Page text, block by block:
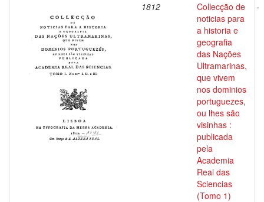
1812
Collecção de
noticias para
a historia e
geografia
das Nações
Ultramarinas,
que vivem
nos dominios
portuguezes,
ou lhes são
visinhas :
publicada
pela
Academia
Real das
Sciencias
(Tomo 1)
-